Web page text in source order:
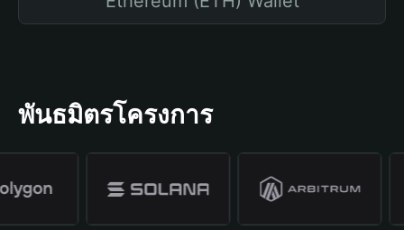
พันธมิตรโครงการ